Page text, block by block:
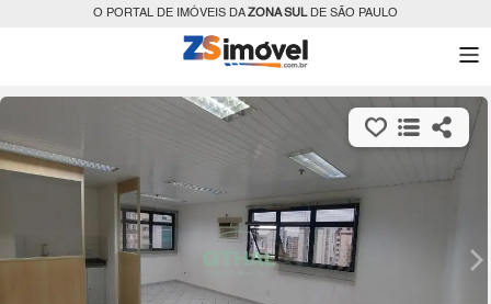
O PORTAL DE IMÓVEIS DAZONA SULDE SÃO PAULO